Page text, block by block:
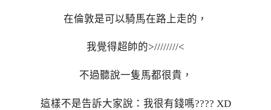
在倫敦是可以騎馬在路上走的，
我覺得超帥的>////////<
不過聽說一隻馬都很貴，
這樣不是告訴大家說：我很有錢嗎???? XD